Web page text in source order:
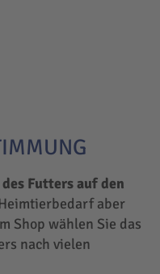
Futters auf den
aber
Shop wählen Sie das
nach vielen